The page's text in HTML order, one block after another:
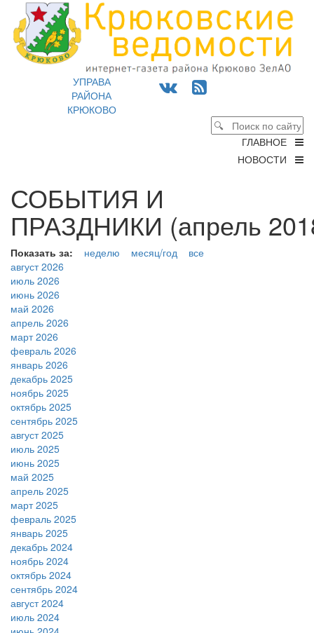
УПРАВА
РАЙОНА
КРЮКОВО
ГЛАВНОЕ
НОВОСТИ
СОБЫТИЯ И
ПРАЗДНИКИ (апрель
Показать за: неделю месяц/год
все
август 2026
июль 2026
июнь 2026
май 2026
апрель 2026
март 2026
февраль 2026
январь 2026
декабрь 2025
ноябрь 2025
октябрь 2025
сентябрь 2025
август 2025
июль 2025
июнь 2025
май 2025
апрель 2025
март 2025
февраль 2025
январь 2025
декабрь 2024
ноябрь 2024
октябрь 2024
сентябрь 2024
август 2024
июль 2024